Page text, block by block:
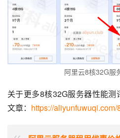
阿里云8核32G服
关于更多8核32G服务器性能
文章： https://aliyunfuwuqi.com/